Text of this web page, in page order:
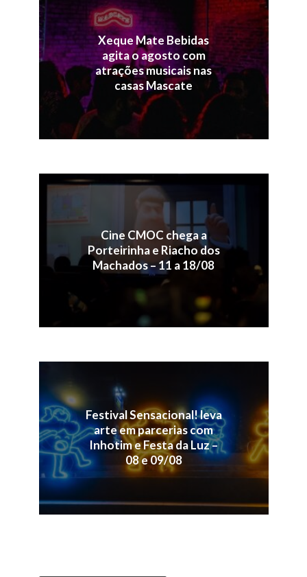
Xeque Mate Bebidas
agita o agosto com
atrações musicais nas
casas Mascate
Cine CMOC chega a
Porteirinha e Riacho dos
Machados – 11 a 18/08
Festival Sensacional! leva
arte em parcerias com
Inhotim e Festa da Luz –
08 e 09/08